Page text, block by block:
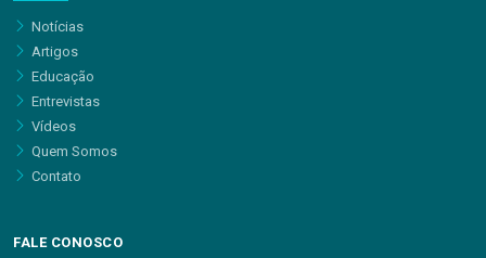
Notícias
Artigos
Educação
Entrevistas
Vídeos
Quem Somos
Contato
FALE CONOSCO